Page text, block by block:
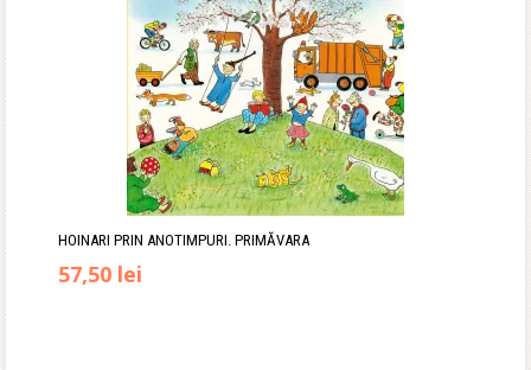
HOINARI PRIN ANOTIMPURI. PRIMĂVARA
Prețul
57,50 lei